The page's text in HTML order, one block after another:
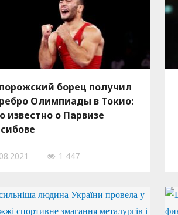
борец получил
Олимпиады в Токио:
известно о Парвизе
1 447